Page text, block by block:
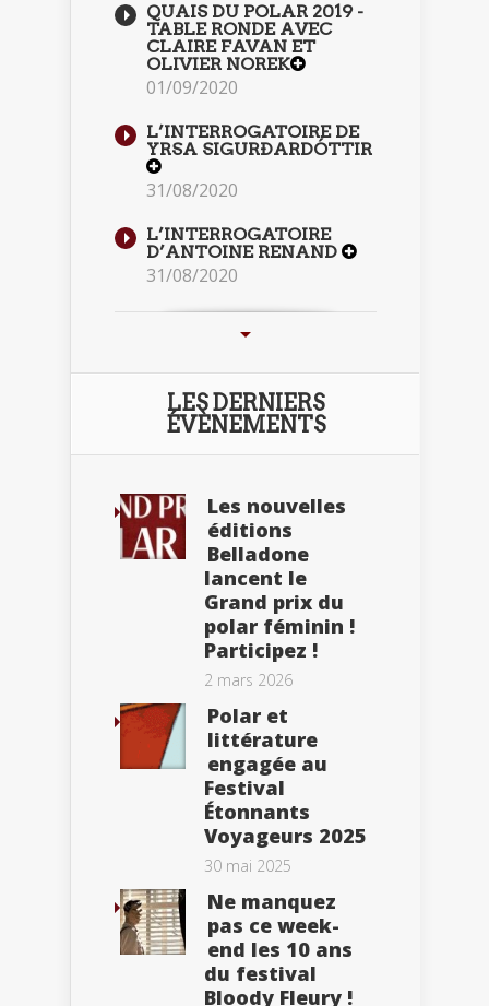
QUAIS DU POLAR 2019 -
TABLE RONDE AVEC
CLAIRE FAVAN ET
OLIVIER NOREK
01/09/2020
L’INTERROGATOIRE DE
YRSA SIGURÐARDÓTTIR
31/08/2020
L’INTERROGATOIRE
D’ANTOINE RENAND
31/08/2020
LES DERNIERS
ÉVÈNEMENTS
Les nouvelles
éditions
Belladone
lancent le
Grand prix du
polar féminin !
Participez !
2 mars 2026
Polar et
littérature
engagée au
Festival
Étonnants
Voyageurs 2025
30 mai 2025
Ne manquez
pas ce week-
end les 10 ans
du festival
Bloody Fleury !